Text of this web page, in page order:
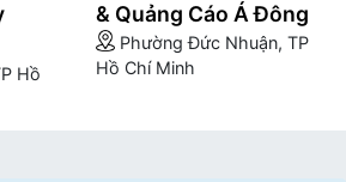
Hồ
& Quảng Cáo Á Đông
Phường Đức Nhuận, TP
Hồ Chí Minh